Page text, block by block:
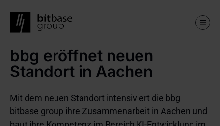
Skip
main
bbg eröffnet neuen
Standort in Aachen
Mit dem neuen Standort intensiviert die bbg
bitbase group ihre Zusammenarbeit in Aachen und